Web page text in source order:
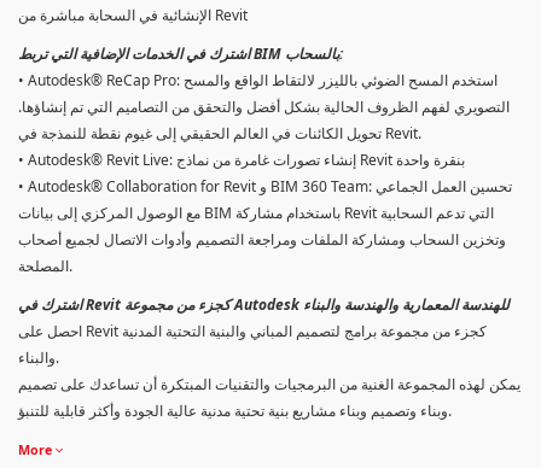
الإنشائية في السحابة مباشرة من Revit
اشترك في الخدمات الإضافية التي تربط BIM بالسحاب:
• Autodesk® ReCap Pro: استخدم المسح الضوئي بالليزر لالتقاط الواقع والمسح
التصويري لفهم الظروف الحالية بشكل أفضل والتحقق من التصاميم التي تم إنشاؤها.
تحويل الكائنات في العالم الحقيقي إلى غيوم نقطة للنمذجة في Revit.
• Autodesk® Revit Live: إنشاء تصورات غامرة من نماذج Revit بنقرة واحدة
• Autodesk® Collaboration for Revit و BIM 360 Team: تحسين العمل الجماعي
مع الوصول المركزي إلى بيانات BIM باستخدام مشاركة Revit التي تدعم السحابية
وتخزين السحاب ومشاركة الملفات ومراجعة التصميم وأدوات الاتصال لجميع أصحاب
المصلحة.
اشترك في Revit كجزء من مجموعة Autodesk للهندسة المعمارية والهندسة والبناء
احصل على Revit كجزء من مجموعة برامج لتصميم المباني والبنية التحتية المدنية
والبناء.
يمكن لهذه المجموعة الغنية من البرمجيات والتقنيات المبتكرة أن تساعدك على تصميم
وبناء وتصميم وبناء مشاريع بنية تحتية مدنية عالية الجودة وأكثر قابلية للتنبؤ.
More